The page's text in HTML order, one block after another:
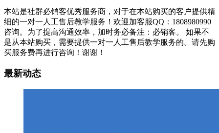
本站是社群必销客优秀服务商，对于在本站购买的客户提供精
细的一对一人工售后教学服务！欢迎加客服QQ：1808980990
咨询。为了提高沟通效率，加时务必备注：必销客。 如果不
是从本站购买，需要提供一对一人工售后教学服务的。请先购
买服务费再进行咨询！谢谢！
最新动态